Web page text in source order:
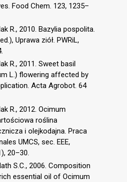
Food Chem. 123, 1235–
R., 2010. Bazylia pospolita.
Uprawa ziół. PWRiL,
R., 2011. Sweet basil
L.) flowering affected by
Acta Agrobot. 64
R., 2012. Ocimum
roślina
i olejkodajna. Praca
UMCS, sec. EEE,
20–30.
S.C., 2006. Composition
essential oil of Ocimum